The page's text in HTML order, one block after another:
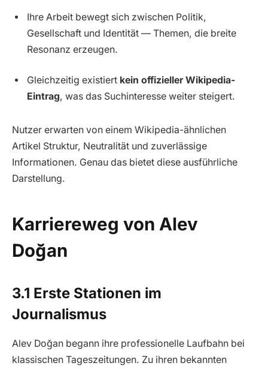
Ihre Arbeit bewegt sich zwischen Politik,
Gesellschaft und Identität — Themen, die breite
Resonanz erzeugen.
Gleichzeitig existiert kein offizieller Wikipedia-
Eintrag, was das Suchinteresse weiter steigert.
Nutzer erwarten von einem Wikipedia-ähnlichen
Artikel Struktur, Neutralität und zuverlässige
Informationen. Genau das bietet diese ausführliche
Darstellung.
Karriereweg von Alev
Doğan
3.1 Erste Stationen im
Journalismus
Alev Doğan begann ihre professionelle Laufbahn bei
klassischen Tageszeitungen. Zu ihren bekannten